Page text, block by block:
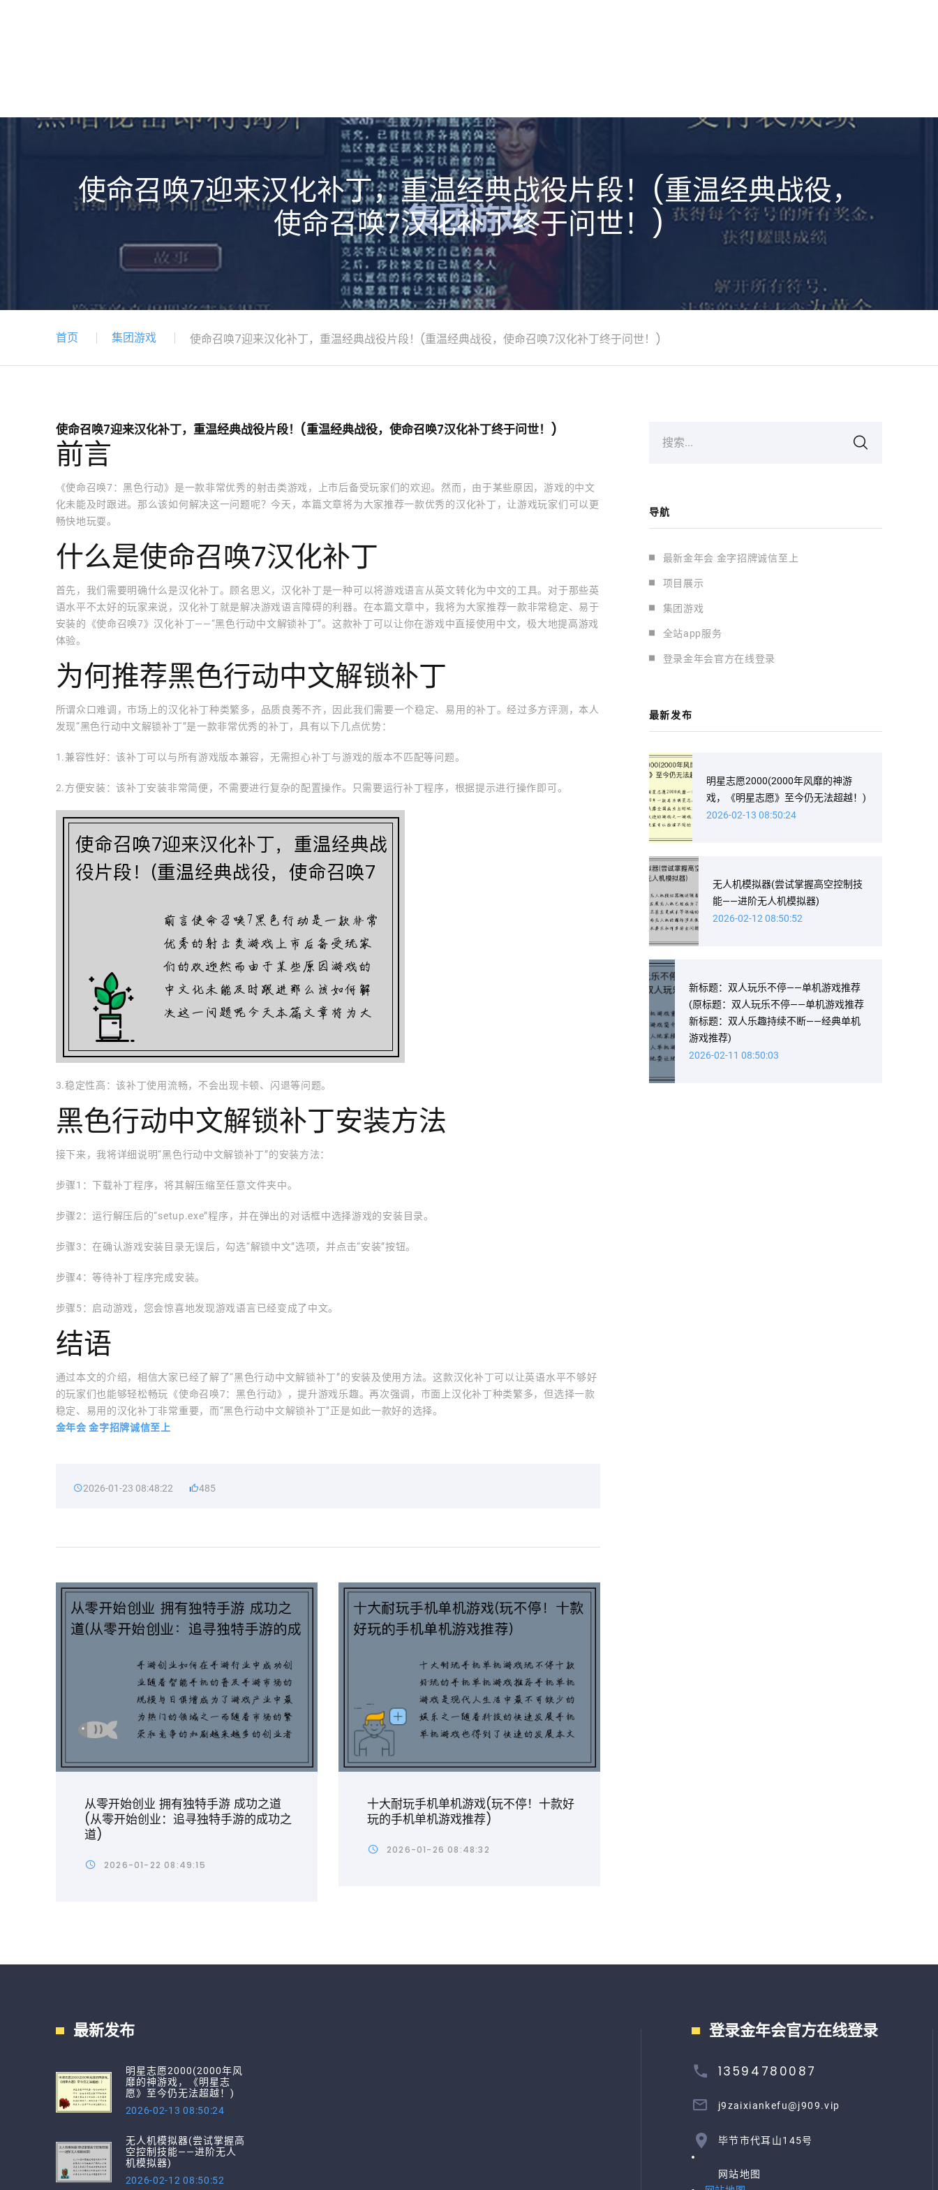
使命召唤7迎来汉化补丁，重温经典战役片段！(重温经典战役，
使命召唤7汉化补丁终于问世！)
首页 集团游戏 使命召唤7迎来汉化补丁，重温经典战役片段！(重温经典战役，使命召唤7汉化补丁终于问世！)
使命召唤7迎来汉化补丁，重温经典战役片段！(重温经典战役，使命召唤7汉化补丁终于问世！)
前言
《使命召唤7：黑色行动》是一款非常优秀的射击类游戏，上市后备受玩家们的欢迎。然而，由于某些原因，游戏的中文
化未能及时跟进。那么该如何解决这一问题呢？今天，本篇文章将为大家推荐一款优秀的汉化补丁，让游戏玩家们可以更
畅快地玩耍。
什么是使命召唤7汉化补丁
首先，我们需要明确什么是汉化补丁。顾名思义，汉化补丁是一种可以将游戏语言从英文转化为中文的工具。对于那些英
语水平不太好的玩家来说，汉化补丁就是解决游戏语言障碍的利器。在本篇文章中，我将为大家推荐一款非常稳定、易于
安装的《使命召唤7》汉化补丁——“黑色行动中文解锁补丁”。这款补丁可以让你在游戏中直接使用中文，极大地提高游戏
体验。
为何推荐黑色行动中文解锁补丁
所谓众口难调，市场上的汉化补丁种类繁多，品质良莠不齐，因此我们需要一个稳定、易用的补丁。经过多方评测，本人
发现“黑色行动中文解锁补丁”是一款非常优秀的补丁，具有以下几点优势：
1.兼容性好：该补丁可以与所有游戏版本兼容，无需担心补丁与游戏的版本不匹配等问题。
2.方便安装：该补丁安装非常简便，不需要进行复杂的配置操作。只需要运行补丁程序，根据提示进行操作即可。
3.稳定性高：该补丁使用流畅，不会出现卡顿、闪退等问题。
黑色行动中文解锁补丁安装方法
接下来，我将详细说明“黑色行动中文解锁补丁”的安装方法：
步骤1：下载补丁程序，将其解压缩至任意文件夹中。
步骤2：运行解压后的“setup.exe”程序，并在弹出的对话框中选择游戏的安装目录。
步骤3：在确认游戏安装目录无误后，勾选“解锁中文”选项，并点击“安装”按钮。
步骤4：等待补丁程序完成安装。
步骤5：启动游戏，您会惊喜地发现游戏语言已经变成了中文。
结语
通过本文的介绍，相信大家已经了解了“黑色行动中文解锁补丁”的安装及使用方法。这款汉化补丁可以让英语水平不够好
的玩家们也能够轻松畅玩《使命召唤7：黑色行动》，提升游戏乐趣。再次强调，市面上汉化补丁种类繁多，但选择一款
稳定、易用的汉化补丁非常重要，而“黑色行动中文解锁补丁”正是如此一款好的选择。
金年会 金字招牌诚信至上
2026-01-23 08:48:22 485
从零开始创业 拥有独特手游 成功之道
(从零开始创业：追寻独特手游的成功之
道)
2026-01-22 08:49:15
十大耐玩手机单机游戏(玩不停！十款好
玩的手机单机游戏推荐)
2026-01-26 08:48:32
搜索...
导航
最新金年会 金字招牌诚信至上
项目展示
集团游戏
全站app服务
登录金年会官方在线登录
最新发布
明星志愿2000(2000年风靡的神游
戏，《明星志愿》至今仍无法超越！)
2026-02-13 08:50:24
无人机模拟器(尝试掌握高空控制技
能——进阶无人机模拟器)
2026-02-12 08:50:52
新标题：双人玩乐不停——单机游戏推荐
(原标题：双人玩乐不停——单机游戏推荐
新标题：双人乐趣持续不断——经典单机
游戏推荐)
2026-02-11 08:50:03
最新发布
明星志愿2000(2000年风
靡的神游戏，《明星志
愿》至今仍无法超越！)
2026-02-13 08:50:24
无人机模拟器(尝试掌握高
空控制技能——进阶无人
机模拟器)
2026-02-12 08:50:52
登录金年会官方在线登录
13594780087
j9zaixiankefu@j909.vip
毕节市代耳山145号
网站地图